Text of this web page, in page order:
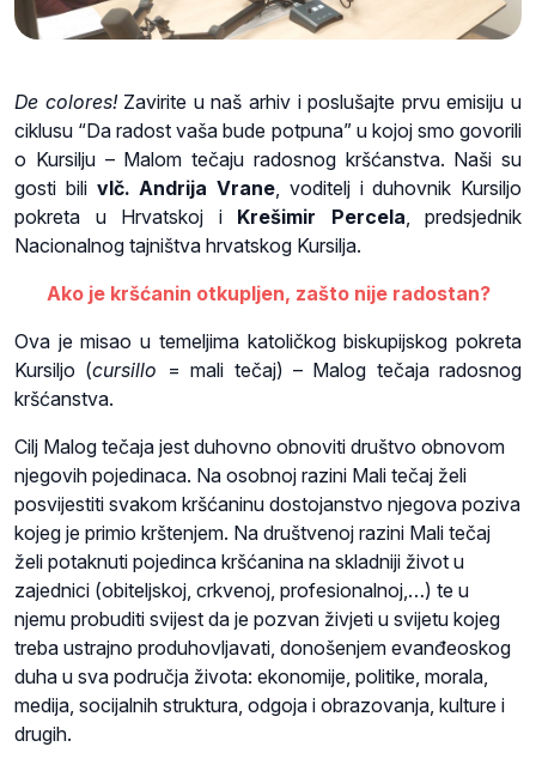
De colores!Zavirite u naš arhiv i poslušajte prvu emisiju u
ciklusu “Da radost vaša bude potpuna” u kojoj smo govorili
o Kursilju – Malom tečaju radosnog kršćanstva. Naši su
gosti bili vlč. Andrija Vrane , voditelj i duhovnik Kursiljo
pokreta u Hrvatskoj i Krešimir Percela , predsjednik
Nacionalnog tajništva hrvatskog Kursilja.
Ako je kršćanin otkupljen, zašto nije radostan?
Ova je misao u temeljima katoličkog biskupijskog pokreta
Kursiljo (cursillo = mali tečaj) – Malog tečaja radosnog
kršćanstva.
Cilj Malog tečaja jest duhovno obnoviti društvo obnovom
njegovih pojedinaca. Na osobnoj razini Mali tečaj želi
posvijestiti svakom kršćaninu dostojanstvo njegova poziva
kojeg je primio krštenjem. Na društvenoj razini Mali tečaj
želi potaknuti pojedinca kršćanina na skladniji život u
zajednici (obiteljskoj, crkvenoj, profesionalnoj,…) te u
njemu probuditi svijest da je pozvan živjeti u svijetu kojeg
treba ustrajno produhovljavati, donošenjem evanđeoskog
duha u sva područja života: ekonomije, politike, morala,
medija, socijalnih struktura, odgoja i obrazovanja, kulture i
drugih.